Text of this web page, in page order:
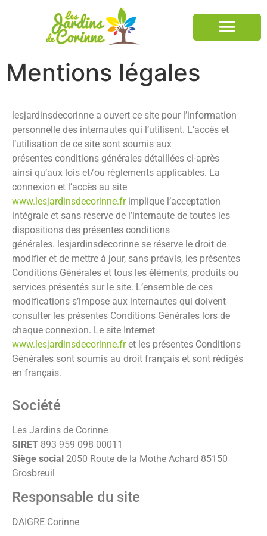
Mentions légales
lesjardinsdecorinne a ouvert ce site pour l’information
personnelle des internautes qui l’utilisent. L’accès et
l’utilisation de ce site sont soumis aux
présentes conditions générales détaillées ci-après
ainsi qu’aux lois et/ou règlements applicables. La
connexion et l’accès au site
www.lesjardinsdecorinne.fr implique l’acceptation
intégrale et sans réserve de l’internaute de toutes les
dispositions des présentes conditions
générales. lesjardinsdecorinne se réserve le droit de
modifier et de mettre à jour, sans préavis, les présentes
Conditions Générales et tous les éléments, produits ou
services présentés sur le site. L’ensemble de ces
modifications s’impose aux internautes qui doivent
consulter les présentes Conditions Générales lors de
chaque connexion. Le site Internet
www.lesjardinsdecorinne.fret les présentes Conditions
Générales sont soumis au droit français et sont rédigés
en français.
Société
Les Jardins de Corinne
SIRET 893 959 098 00011
Siège social 2050 Route de la Mothe Achard 85150
Grosbreuil
Responsable du site
DAIGRE Corinne